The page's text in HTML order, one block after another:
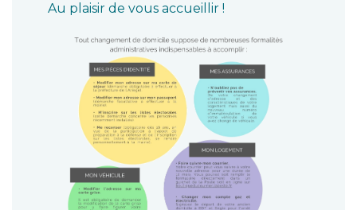
Au plaisir de vous accueillir !